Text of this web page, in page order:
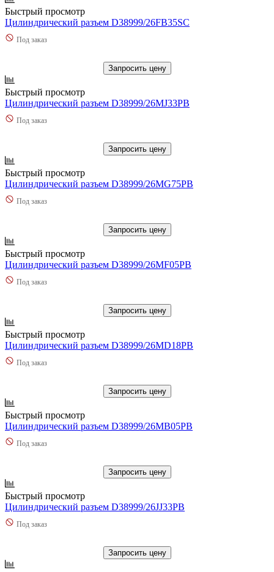
Быстрый просмотр
Цилиндрический разъем D38999/26FB35SC
Под заказ
Запросить цену
Быстрый просмотр
Цилиндрический разъем D38999/26MJ33PB
Под заказ
Запросить цену
Быстрый просмотр
Цилиндрический разъем D38999/26MG75PB
Под заказ
Запросить цену
Быстрый просмотр
Цилиндрический разъем D38999/26MF05PB
Под заказ
Запросить цену
Быстрый просмотр
Цилиндрический разъем D38999/26MD18PB
Под заказ
Запросить цену
Быстрый просмотр
Цилиндрический разъем D38999/26MB05PB
Под заказ
Запросить цену
Быстрый просмотр
Цилиндрический разъем D38999/26JJ33PB
Под заказ
Запросить цену